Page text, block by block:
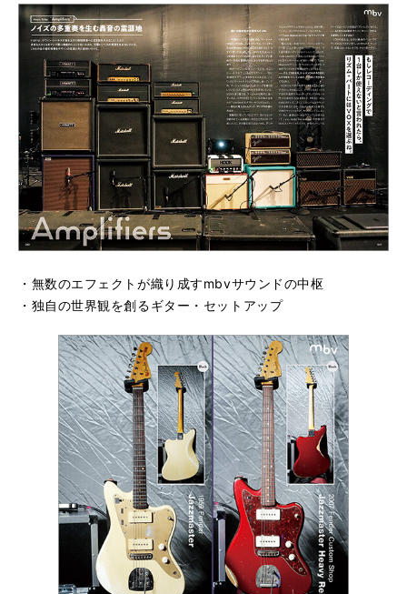
・無数のエフェクトが織り成すmbvサウンドの中枢
・独自の世界観を創るギター・セットアップ